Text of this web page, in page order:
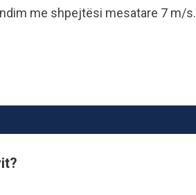
me shpejtësi mesatare 7 m/s.